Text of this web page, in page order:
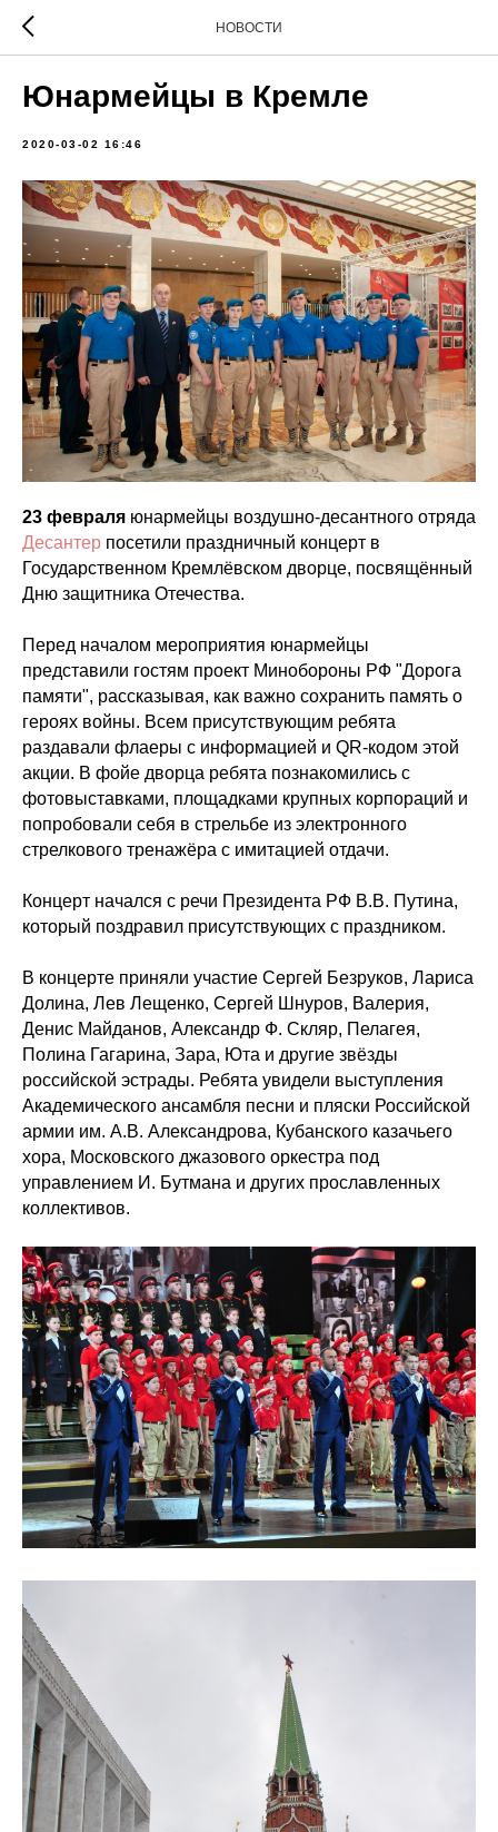
НОВОСТИ
Юнармейцы в Кремле
2020-03-02 16:46
23 февраля юнармейцы воздушно-десантного отряда
Десантер посетили праздничный концерт в
Государственном Кремлёвском дворце, посвящённый
Дню защитника Отечества.
Перед началом мероприятия юнармейцы
представили гостям проект Минобороны РФ "Дорога
памяти", рассказывая, как важно сохранить память о
героях войны. Всем присутствующим ребята
раздавали флаеры с информацией и QR-кодом этой
акции. В фойе дворца ребята познакомились с
фотовыставками, площадками крупных корпораций и
попробовали себя в стрельбе из электронного
стрелкового тренажёра с имитацией отдачи.
Концерт начался с речи Президента РФ В.В. Путина,
который поздравил присутствующих с праздником.
В концерте приняли участие Сергей Безруков, Лариса
Долина, Лев Лещенко, Сергей Шнуров, Валерия,
Денис Майданов, Александр Ф. Скляр, Пелагея,
Полина Гагарина, Зара, Юта и другие звёзды
российской эстрады. Ребята увидели выступления
Академического ансамбля песни и пляски Российской
армии им. А.В. Александрова, Кубанского казачьего
хора, Московского джазового оркестра под
управлением И. Бутмана и других прославленных
коллективов.​